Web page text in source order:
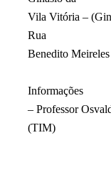
Vila Vitória –
Rua
Benedito
Informações
– Professor
(TIM)